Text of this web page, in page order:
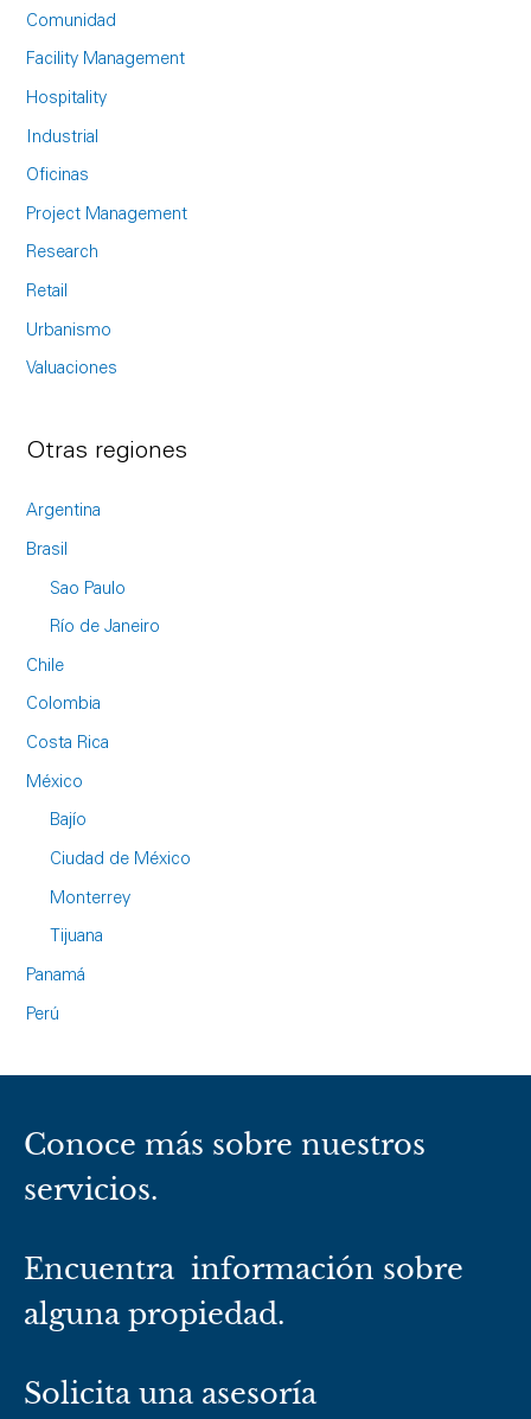
:
Comunidad
Facility Management
Hospitality
Industrial
Oficinas
Project Management
Research
Retail
Urbanismo
Valuaciones
Otras regiones
Argentina
Brasil
Sao Paulo
Río de Janeiro
Chile
Colombia
Costa Rica
México
Bajío
Ciudad de México
Monterrey
Tijuana
Panamá
Perú
Conoce más sobre nuestros
servicios.
Encuentra información sobre
alguna propiedad.
Solicita una asesoría